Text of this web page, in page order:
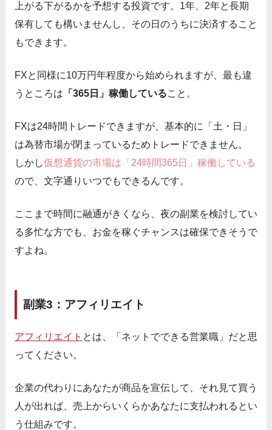
上がる下がるかを予想する投資です。1年、2年と長期
保有しても構いませんし、その日のうちに決済すること
もできます。
FXと同様に10万円年程度から始められますが、最も違
うところは 「365日」稼働していること。
FXは24時間トレードできますが、基本的に「土・日」
は為替市場が閉まっているためトレードできません。
しかし仮想通貨の市場は「24時間365日」稼働している
ので、文字通りいつでもできるんです。
ここまで時間に融通がきくなら、夜の副業を検討してい
る多忙な方でも、お金を稼ぐチャンスは確保できそうで
すよね。
副業3：アフィリエイト
アフィリエイト とは、「ネットでできる営業職」だと思
ってください。
企業の代わりにあなたが商品を宣伝して、それ見て買う
人が出れば、売上からいくらかあなたに支払われるとい
う仕組みです。